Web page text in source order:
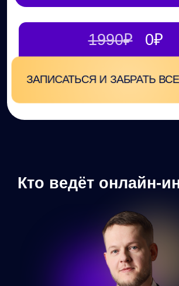
Выберите вариант участия